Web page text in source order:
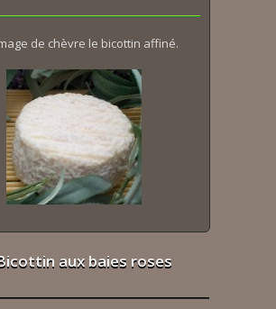
de chèvre le bicottin affiné.
aux baies roses